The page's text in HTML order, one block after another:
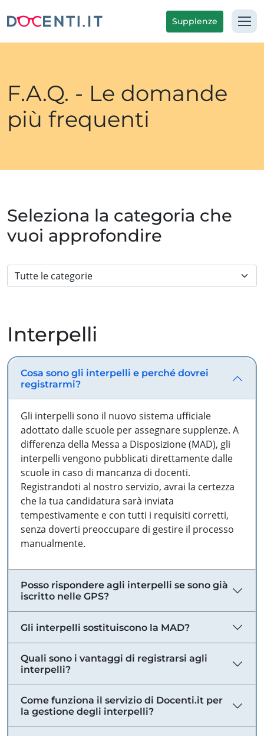
Supplenze
F.A.Q. - Le domande
più frequenti
Seleziona la categoria che
vuoi approfondire
Interpelli
Cosa sono gli interpelli e perché dovrei
registrarmi?
Gli interpelli sono il nuovo sistema ufficiale
adottato dalle scuole per assegnare supplenze. A
differenza della Messa a Disposizione (MAD), gli
interpelli vengono pubblicati direttamente dalle
scuole in caso di mancanza di docenti.
Registrandoti al nostro servizio, avrai la certezza
che la tua candidatura sarà inviata
tempestivamente e con tutti i requisiti corretti,
senza doverti preoccupare di gestire il processo
manualmente.
Posso rispondere agli interpelli se sono già
iscritto nelle GPS?
Gli interpelli sostituiscono la MAD?
Quali sono i vantaggi di registrarsi agli
interpelli?
Come funziona il servizio di Docenti.it per
la gestione degli interpelli?